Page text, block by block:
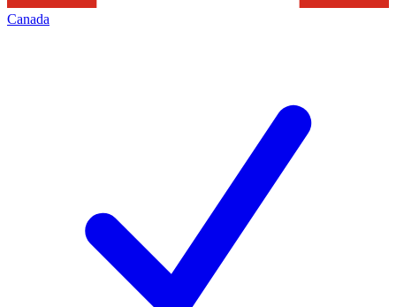
Canada